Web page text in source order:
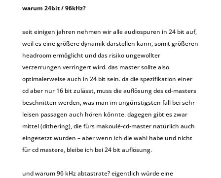
warum 24bit / 96kHz?
seit einigen jahren nehmen wir alle audiospuren in 24 bit auf,
weil es eine größere dynamik darstellen kann, somit größeren
headroom ermöglicht und das risiko ungewollter
verzerrungen verringert wird. das master sollte also
optimalerweise auch in 24 bit sein. da die spezifikation einer
cd aber nur 16 bit zulässt, muss die auflösung des cd-masters
beschnitten werden, was man im ungünstigsten fall bei sehr
leisen passagen auch hören könnte. dagegen gibt es zwar
mittel (dithering), die fürs makoulé-cd-master natürlich auch
eingesetzt wurden – aber wenn ich die wahl habe und nicht
für cd mastere, bleibe ich bei 24 bit auflösung.
und warum 96 kHz abtastrate? eigentlich würde eine